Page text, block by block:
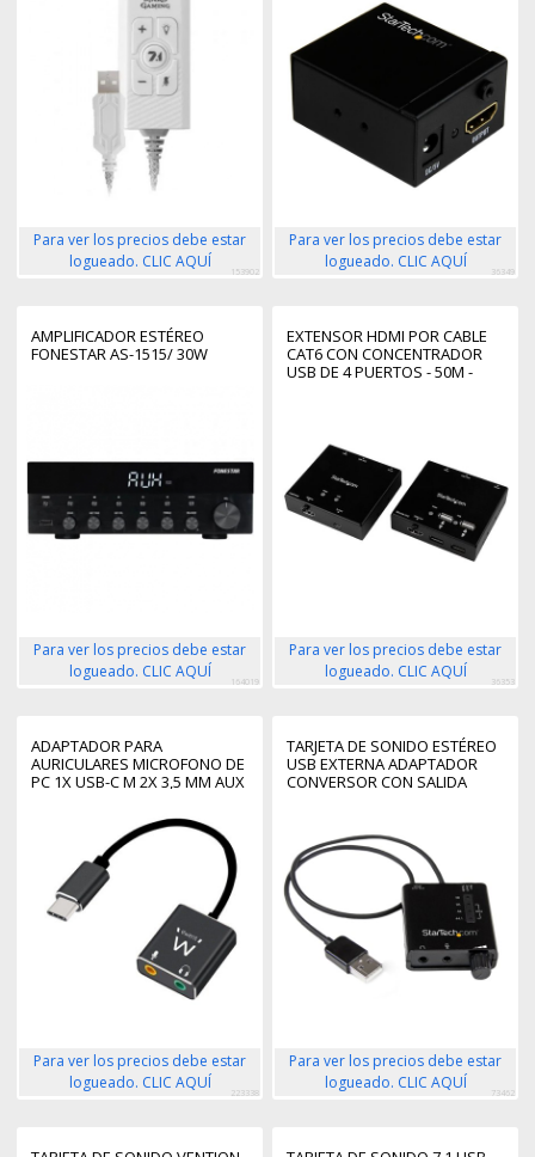
Para ver los precios debe estar
logueado. CLIC AQUÍ
153902
Para ver los precios debe estar
logueado. CLIC AQUÍ
36349
AMPLIFICADOR ESTÉREO
FONESTAR AS-1515/ 30W
Para ver los precios debe estar
logueado. CLIC AQUÍ
164019
EXTENSOR HDMI POR CABLE
CAT6 CON CONCENTRADOR
USB DE 4 PUERTOS - 50M -
Para ver los precios debe estar
logueado. CLIC AQUÍ
36353
ADAPTADOR PARA
AURICULARES MICROFONO DE
PC 1X USB-C M 2X 3,5 MM AUX
Para ver los precios debe estar
logueado. CLIC AQUÍ
223338
TARJETA DE SONIDO ESTÉREO
USB EXTERNA ADAPTADOR
CONVERSOR CON SALIDA
Para ver los precios debe estar
logueado. CLIC AQUÍ
73462